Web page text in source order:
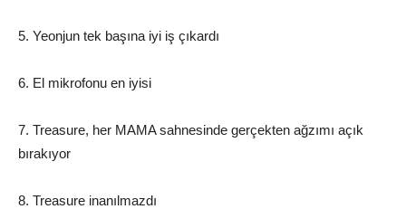
5. Yeonjun tek başına iyi iş çıkardı
6. El mikrofonu en iyisi
7. Treasure, her MAMA sahnesinde gerçekten ağzımı açık
bırakıyor
8. Treasure inanılmazdı